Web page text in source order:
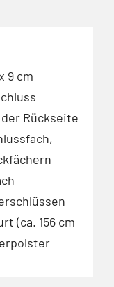
9 cm
Rückseite
(ca. 156 cm